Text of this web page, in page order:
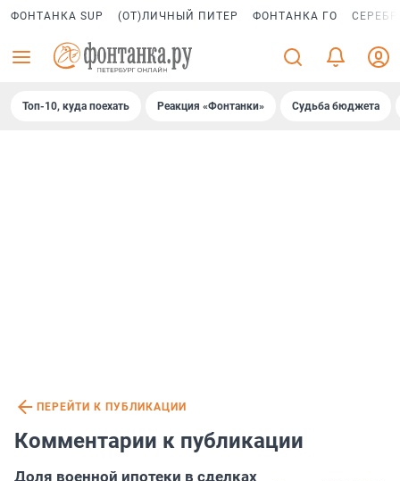
ФОНТАНКА SUP (ОТ)ЛИЧНЫЙ ПИТЕР ФОНТАНКА ГО
Топ-10, куда поехать Реакция «Фонтанки» Судьба бюджета
ПЕРЕЙТИ К ПУБЛИКАЦИИ
Комментарии к публикации
Доля военной ипотеки в сделках